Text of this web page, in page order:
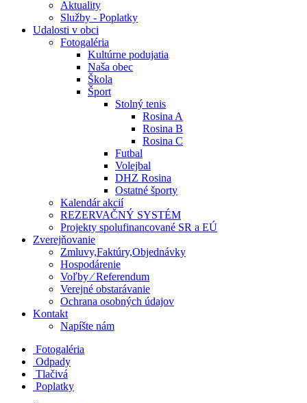
Aktuality
Služby - Poplatky
Udalosti v obci
Fotogaléria
Kultúrne podujatia
Naša obec
Škola
Šport
Stolný tenis
Rosina A
Rosina B
Rosina C
Futbal
Volejbal
DHZ Rosina
Ostatné športy
Kalendár akcií
REZERVAČNÝ SYSTÉM
Projekty spolufinancované SR a EÚ
Zverejňovanie
Zmluvy,Faktúry,Objednávky
Hospodárenie
Voľby ⁄ Referendum
Verejné obstarávanie
Ochrana osobných údajov
Kontakt
Napíšte nám
Fotogaléria
Odpady
Tlačivá
Poplatky